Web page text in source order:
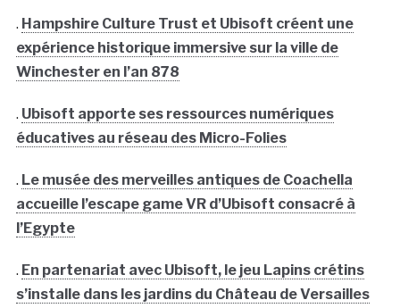
. Hampshire Culture Trust et Ubisoft créent une
expérience historique immersive sur la ville de
Winchester en l’an 878
. Ubisoft apporte ses ressources numériques
éducatives au réseau des Micro-Folies
. Le musée des merveilles antiques de Coachella
accueille l’escape game VR d’Ubisoft consacré à
l’Egypte
. En partenariat avec Ubisoft, le jeu Lapins crétins
s’installe dans les jardins du Château de Versailles